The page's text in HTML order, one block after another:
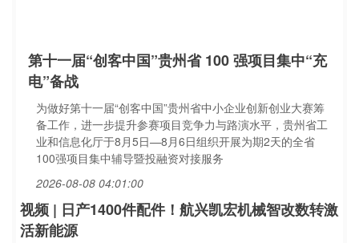
第十一届“创客中国”贵州省 100 强项目集中“充
电”备战
为做好第十一届“创客中国”贵州省中小企业创新创业大赛筹
备工作，进一步提升参赛项目竞争力与路演水平，贵州省工
业和信息化厅于8月5日—8月6日组织开展为期2天的全省
100强项目集中辅导暨投融资对接服务
2026-08-08 04:01:00
视频 | 日产1400件配件！航兴凯宏机械智改数转激
活新能源